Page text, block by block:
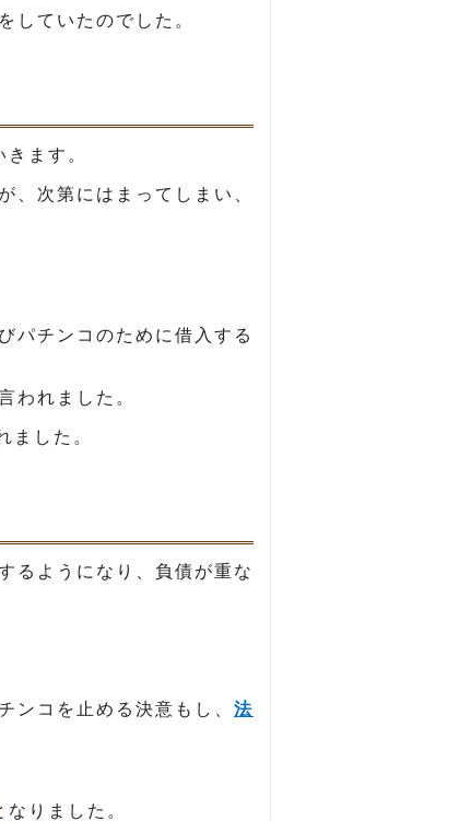
していたのでした。
ます。
、次第にはまってしまい、
パチンコのために借入する
われました。
ました。
るようになり、負債が重な
ンコを止める決意もし、 法
なりました。